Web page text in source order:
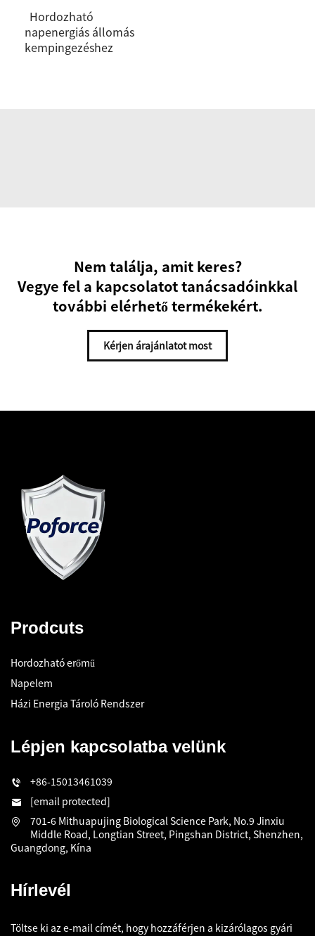
Hordozható
napenergiás állomás
kempingezéshez
Nem találja, amit keres?
Vegye fel a kapcsolatot tanácsadóinkkal
további elérhető termékekért.
Kérjen árajánlatot most
Prodcuts
Hordozható erőmű
Napelem
Házi Energia Tároló Rendszer
Lépjen kapcsolatba velünk
+86-15013461039
[email protected]
701-6 Mithuapujing Biological Science Park, No.9 Jinxiu
Middle Road, Longtian Street, Pingshan District, Shenzhen,
Guangdong, Kína
Hírlevél
Töltse ki az e-mail címét, hogy hozzáférjen a kizárólagos gyári